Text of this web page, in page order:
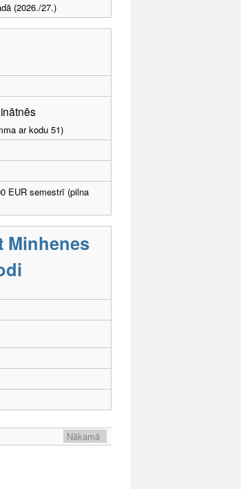
(2026./27.)
ar kodu 51)
EUR semestrī (pilna
Minhenes
Nākamā